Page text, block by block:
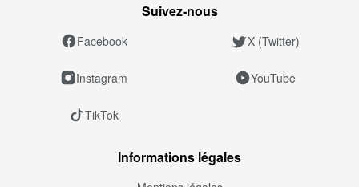
Suivez‑nous
Facebook X (Twitter)
Instagram YouTube
TikTok
Informations légales